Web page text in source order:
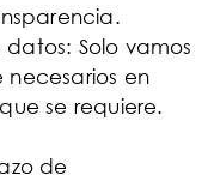
Solo vamos
en
se requiere.
de